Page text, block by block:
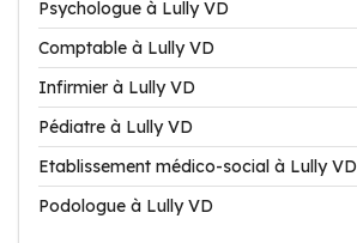
Psychologue à Lully VD
Comptable à Lully VD
Infirmier à Lully VD
Pédiatre à Lully VD
Etablissement médico-social à Lully VD
Podologue à Lully VD